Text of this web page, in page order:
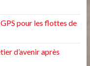
pour les flottes de
d’avenir après